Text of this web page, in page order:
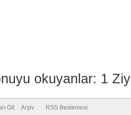
okuyanlar: 1
Git Arşiv RSS Beslemesi